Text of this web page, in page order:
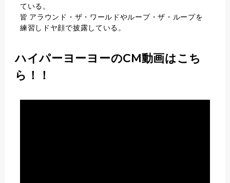
ている。
皆 アラウンド・ザ・ワールドやループ・ザ・ループを
練習しドヤ顔で披露している。
ハイパーヨーヨーのCM動画はこち
ら！！